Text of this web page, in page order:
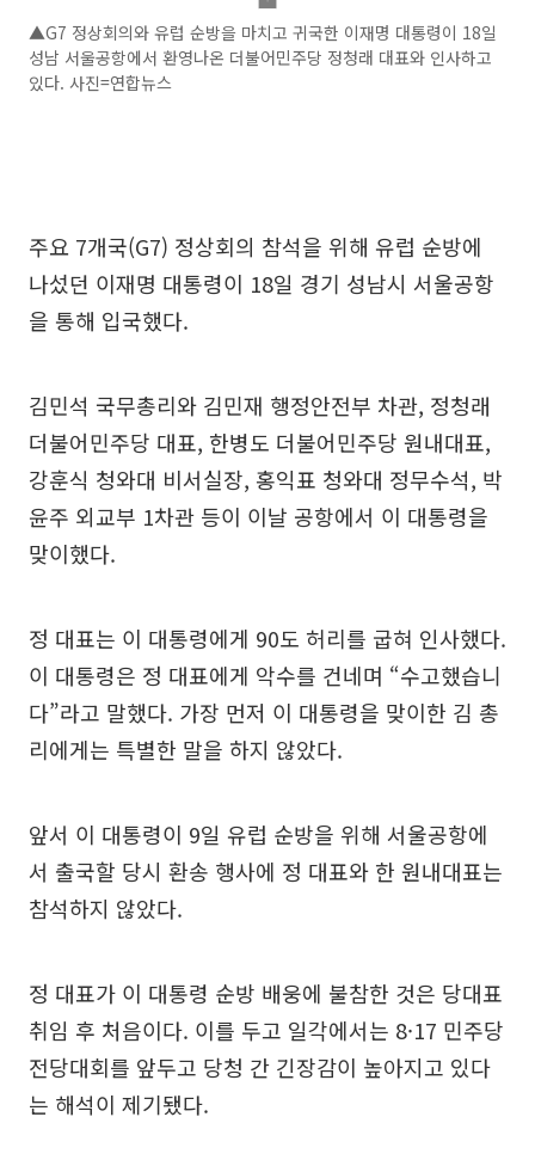
▲G7 정상회의와 유럽 순방을 마치고 귀국한 이재명 대통령이 18일
성남 서울공항에서 환영나온 더불어민주당 정청래 대표와 인사하고
있다. 사진=연합뉴스
주요 7개국(G7) 정상회의 참석을 위해 유럽 순방에
나섰던 이재명 대통령이 18일 경기 성남시 서울공항
을 통해 입국했다.
김민석 국무총리와 김민재 행정안전부 차관, 정청래
더불어민주당 대표, 한병도 더불어민주당 원내대표,
강훈식 청와대 비서실장, 홍익표 청와대 정무수석, 박
윤주 외교부 1차관 등이 이날 공항에서 이 대통령을
맞이했다.
정 대표는 이 대통령에게 90도 허리를 굽혀 인사했다.
이 대통령은 정 대표에게 악수를 건네며 “수고했습니
다”라고 말했다. 가장 먼저 이 대통령을 맞이한 김 총
리에게는 특별한 말을 하지 않았다.
앞서 이 대통령이 9일 유럽 순방을 위해 서울공항에
서 출국할 당시 환송 행사에 정 대표와 한 원내대표는
참석하지 않았다.
정 대표가 이 대통령 순방 배웅에 불참한 것은 당대표
취임 후 처음이다. 이를 두고 일각에서는 8·17 민주당
전당대회를 앞두고 당청 간 긴장감이 높아지고 있다
는 해석이 제기됐다.